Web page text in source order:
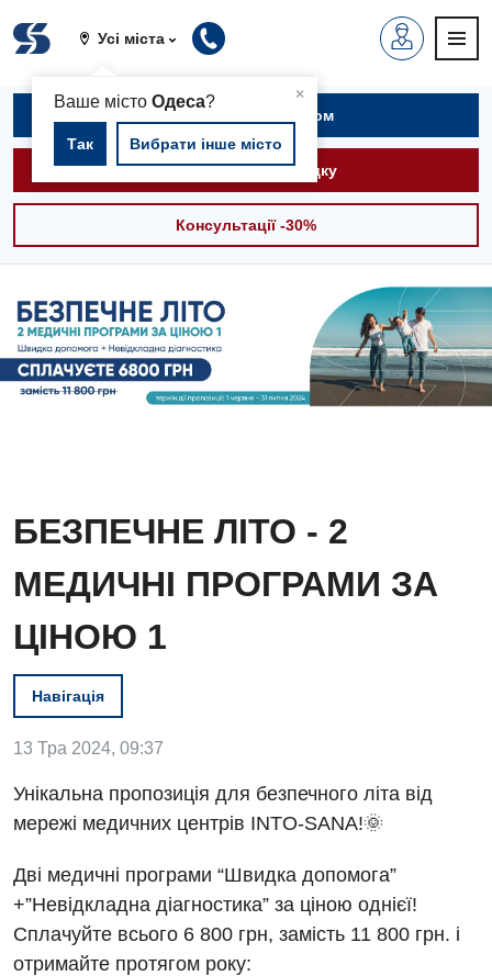
Усі міста
×
Ваше містоОдеса?
Так Вибрати інше місто
Вакансії
Заходи БПР
Інтернатура
Енциклопедія
Діагностика
Ангіографічні дослідження
Діагностичне відділення
Відділ госпіталізації
Записатися на прийом
Викликати швидку
Консультації -30%
БЕЗПЕЧНЕ ЛІТО - 2
МЕДИЧНІ ПРОГРАМИ ЗА
ЦІНОЮ 1
Навігація
13 Тра 2024, 09:37
Унікальна пропозиція для безпечного літа від
мережі медичних центрів INTO-SANA!🌞
Дві медичні програми “Швидка допомога”
+”Невідкладна діагностика” за ціною однієї!
Сплачуйте всього 6 800 грн, замість 11 800 грн. і
отримайте протягом року: